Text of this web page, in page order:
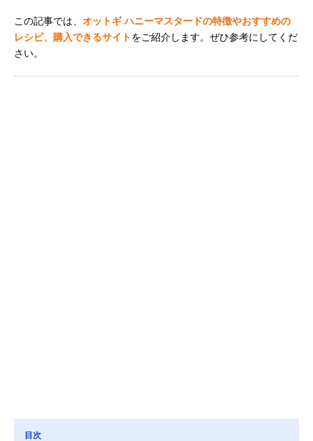
この記事では、 オットギ ハニーマスタードの特徴やおすすめの
レシピ、購入できるサイトをご紹介します。ぜひ参考にしてくだ
さい。
目次